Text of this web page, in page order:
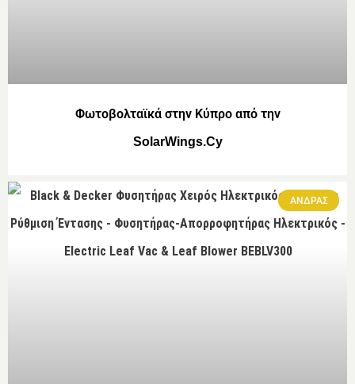
Φωτοβολταϊκά στην Κύπρο από την
SolarWings.Cy
ΑΝΔΡΑΣ